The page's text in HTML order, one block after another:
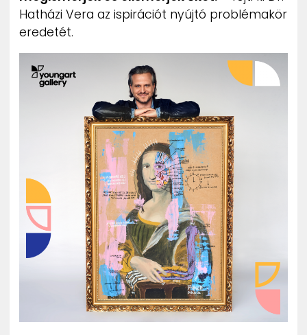
Hatházi Vera az ispirációt nyújtó problémakör
eredetét.